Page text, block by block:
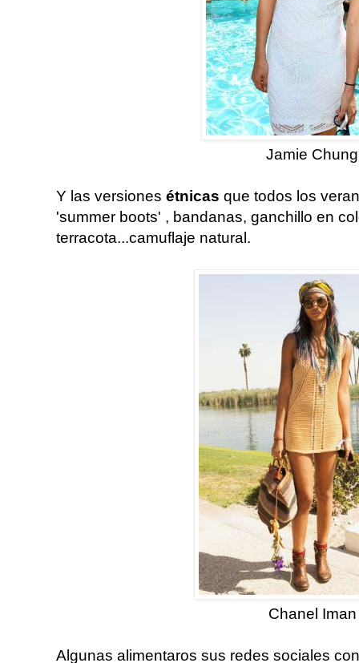
Jamie Chung
Y las versiones étnicas que todos los
'summer boots' , bandanas, ganchillo en
terracota...camuflaje natural.
Chanel Iman
Algunas alimentaros sus redes sociales